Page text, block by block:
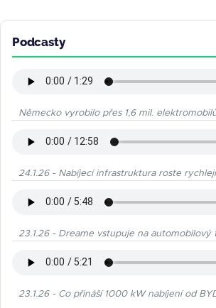
Podcasty
Německo vyrobilo přes 1,6 mil.
24.1.26 - Nabíjecí infrastruktura roste
23.1.26 - Dreame vstupuje na automobilový
23.1.26 - Co přináší 1000 kW nabíjení od